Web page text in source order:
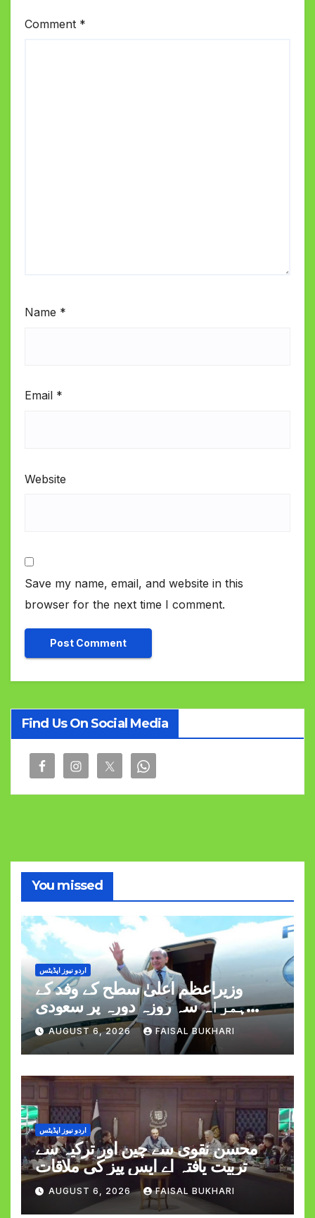
Comment *
Name *
Email *
Website
Save my name, email, and website in this
browser for the next time I comment.
Find Us On Social Media
You missed
اردو نیوز اپڈیٹس
وزیراعظم اعلیٰ سطح کے وفد کے
ہمراہ سہ روزہ دورہ پر سعودی
عرب روانہ
AUGUST 6, 2026 FAISAL BUKHARI
اردو نیوز اپڈیٹس
محسن نقوی سے چین اور ترکیہ سے
تربیت یافتہ اے ایس پیز کی ملاقات
AUGUST 6, 2026 FAISAL BUKHARI